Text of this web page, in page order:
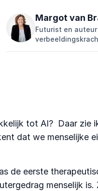
Margot van
Futurist en
tot AI? Daar zie
dat we menselijke
de eerste
menselijk